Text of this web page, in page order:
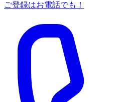
ご登録はお電話でも！